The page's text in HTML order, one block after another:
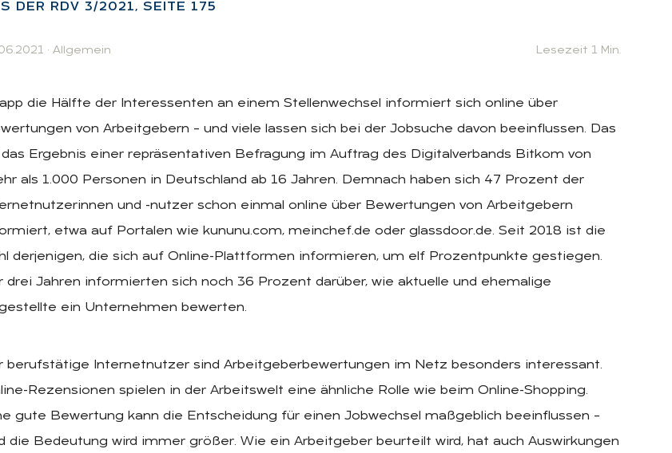
DER RDV 3/2021, SEI­TE 175
· Allgemein Lesezeit 1 Min.
die Hälfte der Interessenten an einem Stellenwechsel informiert sich online über
von Arbeitgebern – und viele lassen sich bei der Jobsuche davon beeinflussen. Das
Ergebnis einer repräsentativen Befragung im Auftrag des Digitalverbands Bitkom von
als 1.000 Personen in Deutschland ab 16 Jahren. Demnach haben sich 47 Prozent der
und -nutzer schon einmal online über Bewertungen von Arbeitgebern
etwa auf Portalen wie kununu.com, meinchef.de oder glassdoor.de. Seit 2018 ist die
derjenigen, die sich auf Online-Plattformen informieren, um elf Prozentpunkte gestiegen.
drei Jahren informierten sich noch 36 Prozent darüber, wie aktuelle und ehemalige
ein Unternehmen bewerten.
berufstätige Internetnutzer sind Arbeitgeberbewertungen im Netz besonders interessant.
Rezensionen spielen in der Arbeitswelt eine ähnliche Rolle wie beim Online-Shopping.
gute Bewertung kann die Entscheidung für einen Jobwechsel maßgeblich beeinflussen –
die Bedeutung wird immer größer. Wie ein Arbeitgeber beurteilt wird, hat auch Auswirkungen